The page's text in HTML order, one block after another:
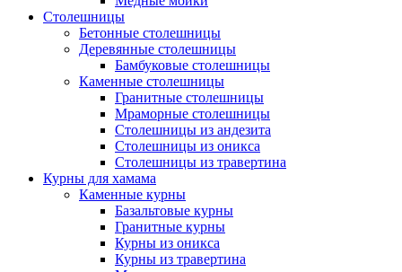
Столешницы
Бетонные столешницы
Деревянные столешницы
Бамбуковые столешницы
Каменные столешницы
Гранитные столешницы
Мраморные столешницы
Столешницы из андезита
Столешницы из оникса
Столешницы из травертина
Курны для хамама
Каменные курны
Базальтовые курны
Гранитные курны
Курны из оникса
Курны из травертина